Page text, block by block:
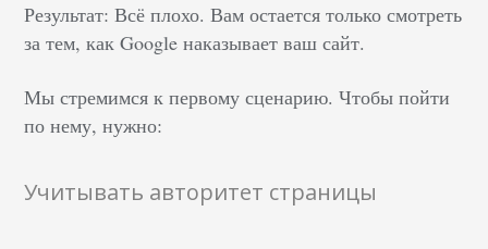
Результат: Всё плохо. Вам остается только смотреть
за тем, как Google наказывает ваш сайт.
Мы стремимся к первому сценарию. Чтобы пойти
по нему, нужно:
Учитывать авторитет страницы